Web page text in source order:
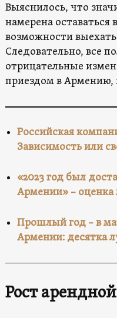
Выяснилось, что
намерена
возможности
Следовательно, все
отрицательные
приездом в Армению,
Российская
Зависимость или
«2023 год был
Армении» –
Прошлый год – в
Армении: десятка
Рост